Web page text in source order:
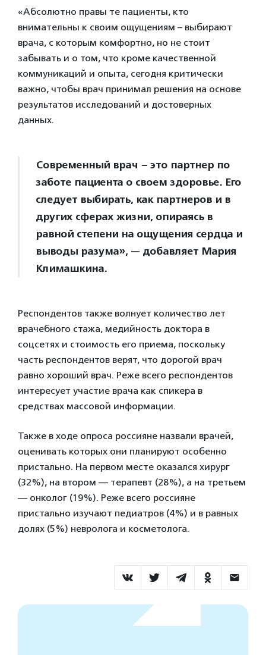
«Абсолютно правы те пациенты, кто
внимательны к своим ощущениям – выбирают
врача, с которым комфортно, но не стоит
забывать и о том, что кроме качественной
коммуникаций и опыта, сегодня критически
важно, чтобы врач принимал решения на основе
результатов исследований и достоверных
данных.
Современный врач – это партнер по
заботе пациента о своем здоровье. Его
следует выбирать, как партнеров и в
других сферах жизни, опираясь в
равной степени на ощущения сердца и
выводы разума», — добавляет Мария
Климашкина.
Респондентов также волнует количество лет
врачебного стажа, медийность доктора в
соцсетях и стоимость его приема, поскольку
часть респондентов верят, что дорогой врач
равно хороший врач. Реже всего респондентов
интересует участие врача как спикера в
средствах массовой информации.
Также в ходе опроса россияне назвали врачей,
оценивать которых они планируют особенно
пристально. На первом месте оказался хирург
(32%), на втором — терапевт (28%), а на третьем
— онколог (19%). Реже всего россияне
пристально изучают педиатров (4%) и в равных
долях (5%) невролога и косметолога.